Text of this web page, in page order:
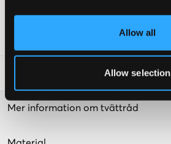
Allow all
Allow selection
Texten är AI-genererad.
Mer information om tvättråd